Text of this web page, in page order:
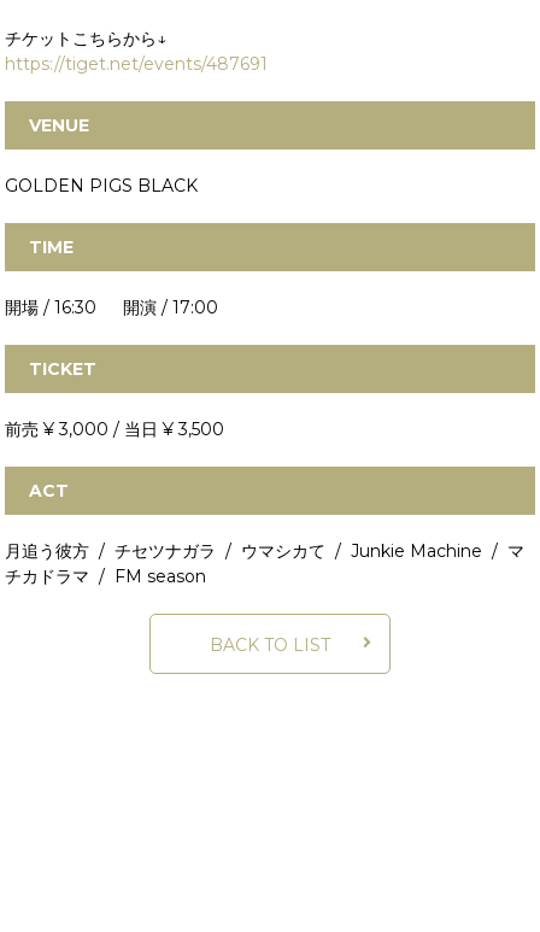
チケットこちらから↓
https://tiget.net/events/487691
VENUE
GOLDEN PIGS BLACK
TIME
開場 / 16:30 開演 / 17:00
TICKET
前売 ¥ 3,000 / 当日 ¥ 3,500
ACT
月追う彼方 / チセツナガラ / ウマシカて / Junkie Machine / マ
チカドラマ / FM season
BACK TO LIST